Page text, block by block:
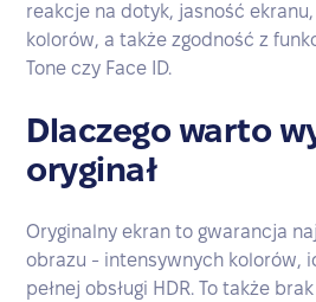
reakcje na dotyk, jasność
kolorów, a także zgodność z
Tone czy Face ID.
Dlaczego warto
oryginał
Oryginalny ekran to gwarancja
obrazu - intensywnych kolorów,
pełnej obsługi HDR. To także